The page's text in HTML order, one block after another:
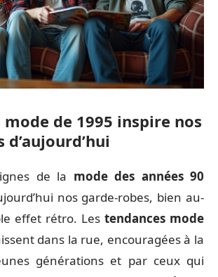
mode de 1995 inspire nos
d’aujourd’hui
de la mode des années 90
nos garde-robes, bien au-
effet rétro. Les tendances mode
dans la rue, encouragées à la
générations et par ceux qui